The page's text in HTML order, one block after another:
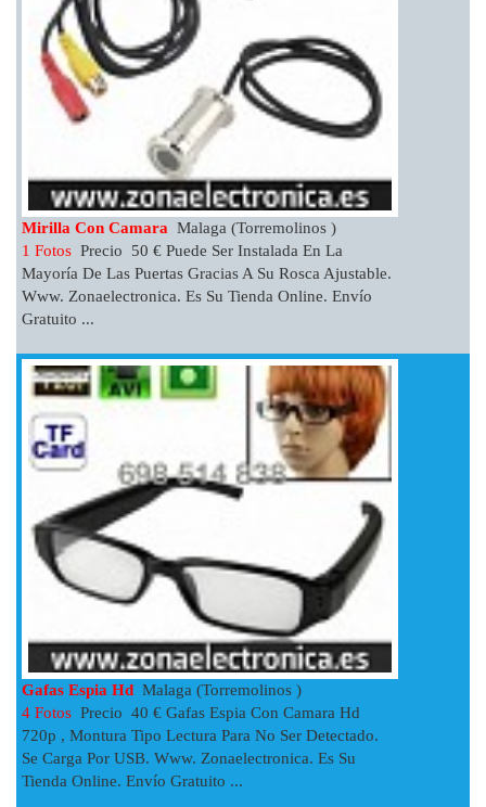
Mirilla Con Camara Malaga (Torremolinos )
1 Fotos Precio 50 € Puede Ser Instalada En La
Mayoría De Las Puertas Gracias A Su Rosca Ajustable.
Www. Zonaelectronica. Es Su Tienda Online. Envío
Gratuito ...
Gafas Espia Hd Malaga (Torremolinos )
4 Fotos Precio 40 € Gafas Espia Con Camara Hd
720p , Montura Tipo Lectura Para No Ser Detectado.
Se Carga Por USB. Www. Zonaelectronica. Es Su
Tienda Online. Envío Gratuito ...